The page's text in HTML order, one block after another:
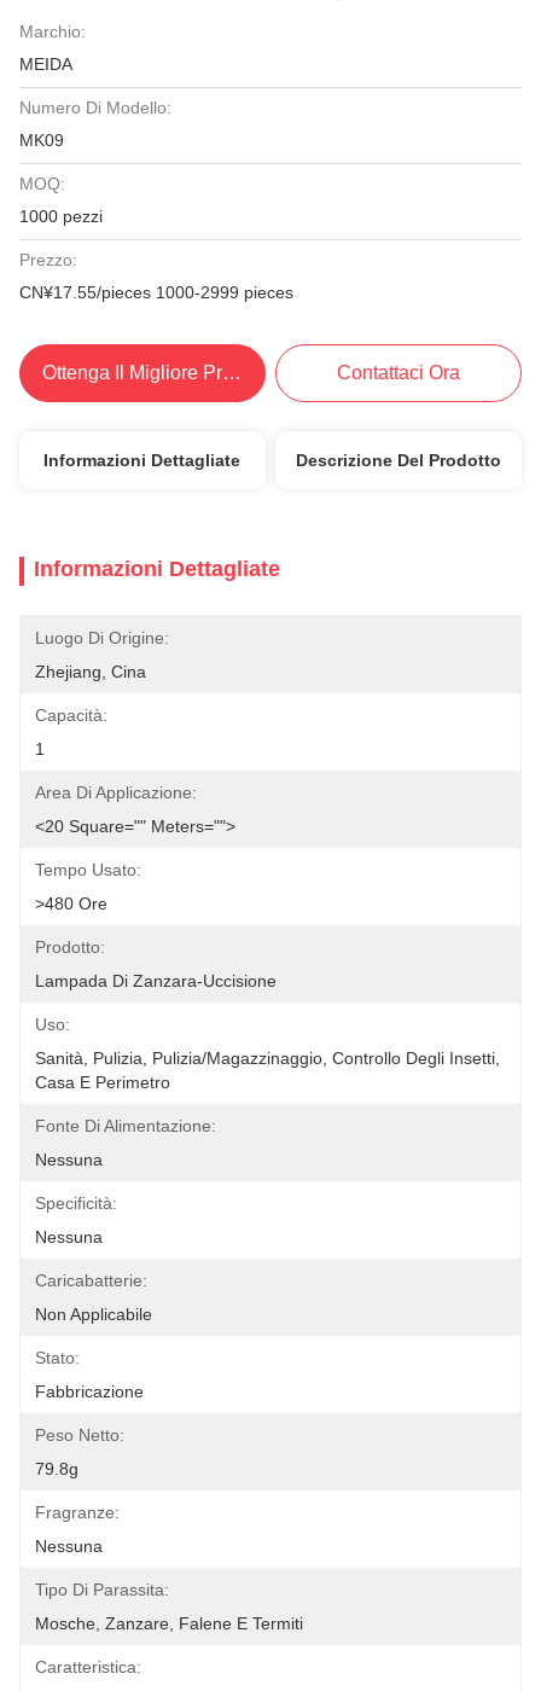
Marchio:
MEIDA
Numero Di Modello:
MK09
MOQ:
1000 pezzi
Prezzo:
CN¥17.55/pieces 1000-2999 pieces
Ottenga Il Migliore Prezzo Contattaci Ora
Informazioni Dettagliate Descrizione Del Prodotto
Informazioni Dettagliate
Luogo Di Origine:
Zhejiang, Cina
Capacità:
1
Area Di Applicazione:
<20 Square="" Meters="">
Tempo Usato:
>480 Ore
Prodotto:
Lampada Di Zanzara-Uccisione
Uso:
Sanità, Pulizia, Pulizia/magazzinaggio, Controllo Degli Insetti,
Casa E Perimetro
Fonte Di Alimentazione:
Nessuna
Specificità:
Nessuna
Caricabatterie:
Non Applicabile
Stato:
Fabbricazione
Peso Netto:
79.8g
Fragranze:
Nessuna
Tipo Di Parassita:
Mosche, Zanzare, Falene E Termiti
Caratteristica: